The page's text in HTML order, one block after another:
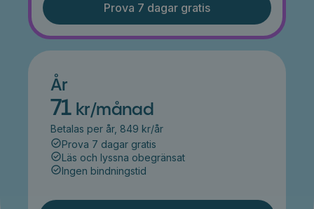
Prova 7 dagar gratis
År
71 kr/månad
Betalas per år, 849 kr/år
Prova 7 dagar gratis
Läs och lyssna obegränsat
Ingen bindningstid